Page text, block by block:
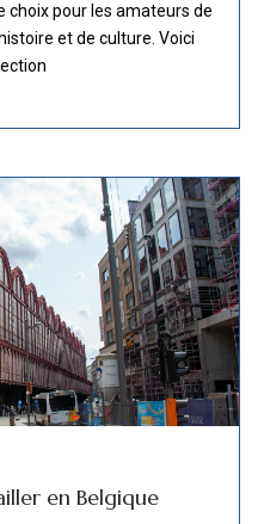
choix pour les amateurs de
et de culture. Voici
en Belgique